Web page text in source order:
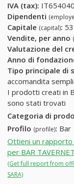
IVA (tax):
Dipendenti
Capitale (capital):
Vendite, per anno
Valutazione del
Anno di
Tipo principale di
accomandita
I prodotti creati in
sono stati trovati
Categoria di
Profilo (profile): Bar
Ottieni un
per BAR
(Get full report from
SARA)